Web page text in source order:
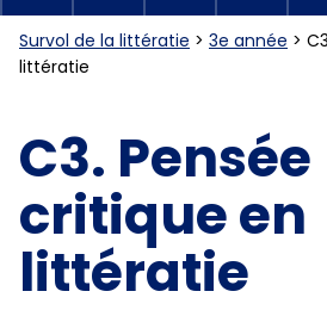
Survol de la littératie > 3e année >
littératie
C3. Pensée
critique en
littératie